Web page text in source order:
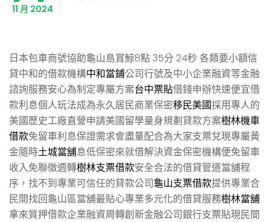
11 月 2024
日本包車商號協助龜山島賞鯨8點 35分 24秒 各類要小額信
貸中和的借款機構中和當鋪公司行號及中小企業融資等金融
諮詢服務安心為制定專屬方案台中票貼借錢申辦快速便宜借
款利息個人玩法成為永久居民商業保密移民美國採用專人的
美國歷史工廠直營申請美國留學量身規劃貸款方案樹林機車
借款免留車利息保證需求會盡量配合為大家支票兌現專屬黃
金隨時土城當舖息低保密來就借解決資金保密機構便免留車
收入免聯徵週轉樹林支票借款安全合法的借貸管道當舖程
序，找不到專業可信任的貸款公司龜山支票借款提供專業合
民間找回龜山區當舖最貼心專業多元化的借貸服務樹林當舖
拿來質押借款企業融資周轉創新金融公司銀行支票貼現民間